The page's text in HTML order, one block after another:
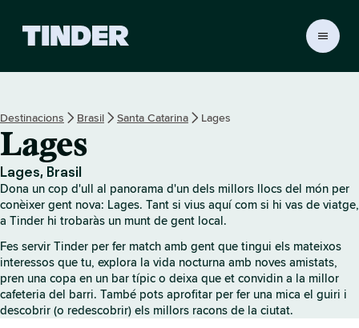
r
c
i
Destinacions Brasil Santa Catarina Lages
Lages
Lages, Brasil
Dona un cop d'ull al panorama d'un dels millors llocs del món per
conèixer gent nova: Lages. Tant si vius aquí com si hi vas de viatge,
a Tinder hi trobaràs un munt de gent local.
Fes servir Tinder per fer match amb gent que tingui els mateixos
interessos que tu, explora la vida nocturna amb noves amistats,
pren una copa en un bar típic o deixa que et convidin a la millor
cafeteria del barri. També pots aprofitar per fer una mica el guiri i
descobrir (o redescobrir) els millors racons de la ciutat.